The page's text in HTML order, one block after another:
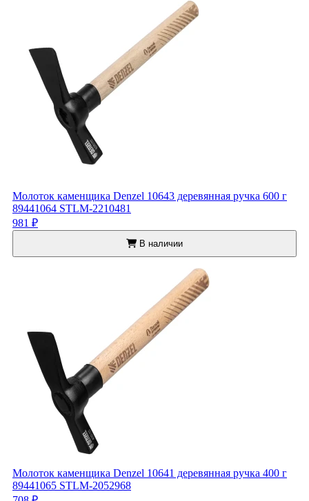
Молоток каменщика Denzel 10643 деревянная ручка 600 г
89441064 STLM-2210481
981 ₽
В наличии
Молоток каменщика Denzel 10641 деревянная ручка 400 г
89441065 STLM-2052968